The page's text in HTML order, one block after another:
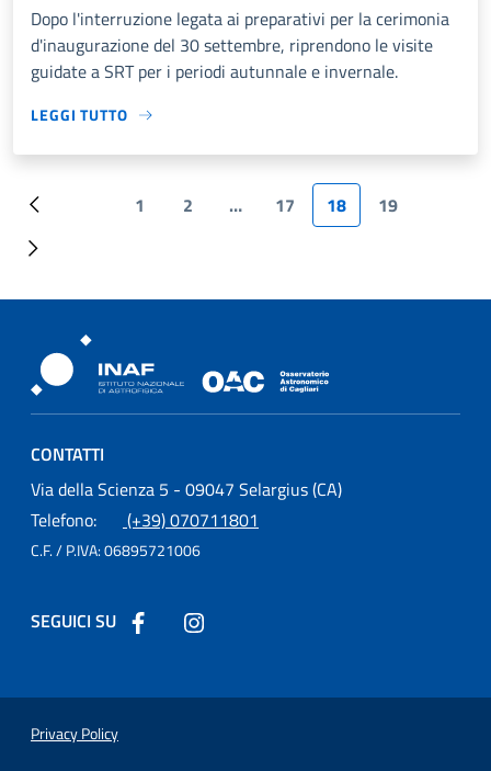
Dopo l'interruzione legata ai preparativi per la cerimonia
d'inaugurazione del 30 settembre, riprendono le visite
guidate a SRT per i periodi autunnale e invernale.
LEGGI TUTTO
Previous 1 2 … 17 18
19
successiva
Osservatorio Astronomico Cagliari
CONTATTI
Osservatorio Astronomico Cagliari
Via della Scienza 5 - 09047 Selargius (CA)
Telefono:
(+39) 070711801
C.F. / P.IVA:06895721006
SEGUICI SU Seguici su Facebook
Sezione Link Utili
Privacy Policy